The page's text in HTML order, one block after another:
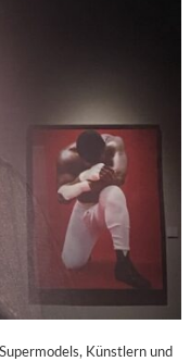
Künstlern und